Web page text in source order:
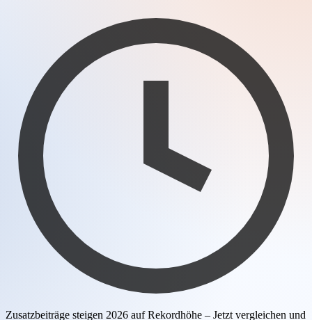
Zusatzbeiträge steigen 2026 auf Rekordhöhe – Jetzt vergleichen und